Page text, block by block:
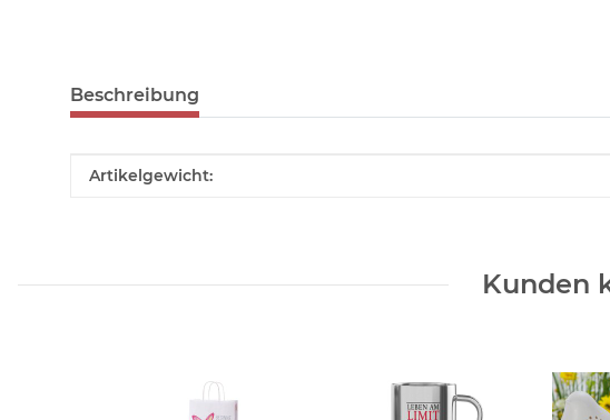
Beschreibung
Produkteigenschaft
Wert
Artikelgewicht:
Kunden